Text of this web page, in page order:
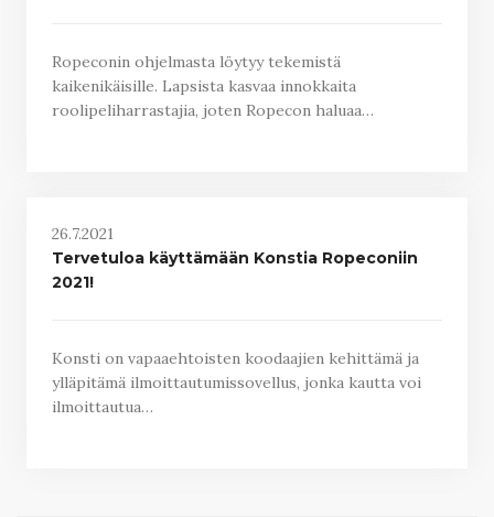
Ropeconin ohjelmasta löytyy tekemistä
kaikenikäisille. Lapsista kasvaa innokkaita
roolipeliharrastajia, joten Ropecon haluaa…
26.7.2021
Tervetuloa käyttämään Konstia Ropeconiin
2021!
Konsti on vapaaehtoisten koodaajien kehittämä ja
ylläpitämä ilmoittautumissovellus, jonka kautta voi
ilmoittautua…